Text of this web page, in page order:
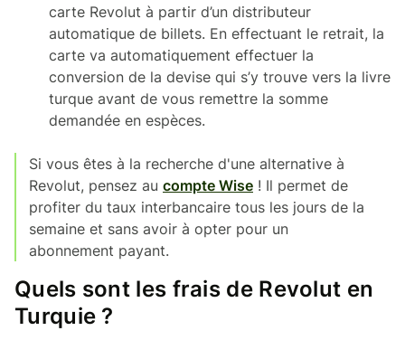
carte Revolut à partir d’un distributeur
automatique de billets. En effectuant le retrait, la
carte va automatiquement effectuer la
conversion de la devise qui s’y trouve vers la livre
turque avant de vous remettre la somme
demandée en espèces.
Si vous êtes à la recherche d'une alternative à
Revolut, pensez au compte Wise ! Il permet de
profiter du taux interbancaire tous les jours de la
semaine et sans avoir à opter pour un
abonnement payant.
Quels sont les frais de Revolut en
Turquie ?